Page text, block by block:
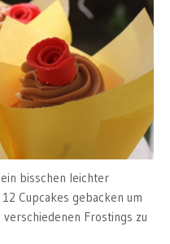
bisschen leichter
Cupcakes gebacken um
Frostings zu